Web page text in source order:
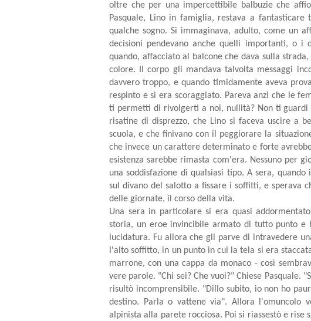
oltre che per una impercettibile balbuzie che
Pasquale, Lino in famiglia, restava a
qualche sogno. Si immaginava, adulto, come un
decisioni pendevano anche quelli importanti, o
quando, affacciato al balcone che dava sulla
colore. Il corpo gli mandava talvolta messaggi
davvero troppo, e quando timidamente aveva
respinto e si era scoraggiato. Pareva anzi che le
ti permetti di rivolgerti a noi, nullità? Non ti guardi
risatine di disprezzo, che Lino si faceva uscire a
scuola, e che finivano con il peggiorare la
che invece un carattere determinato e forte
esistenza sarebbe rimasta com'era. Nessuno per
una soddisfazione di qualsiasi tipo. A sera,
sul divano del salotto a fissare i soffitti, e sperava
delle giornate, il corso della vita.
Una sera in particolare si era quasi
storia, un eroe invincibile armato di tutto punto e
lucidatura. Fu allora che gli parve di intravedere
l'alto soffitto, in un punto in cui la tela si era
marrone, con una cappa da monaco - così
vere parole. "Chi sei? Che vuoi?" Chiese Pasquale.
risultò incomprensibile. "Dillo subito, io non ho
destino. Parla o vattene via". Allora l'omuncolo
alpinista alla parete rocciosa. Poi si riassestò e rise